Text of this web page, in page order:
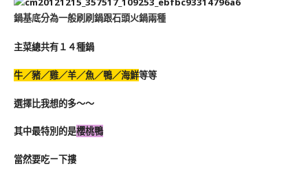
鍋基底分為一般刷刷鍋跟石頭火鍋兩種
主菜總共有１４種鍋
牛／豬／雞／羊／魚／鴨／海鮮等等
選擇比我想的多～～
其中最特別的是櫻桃鴨
當然要吃ㄧ下摟